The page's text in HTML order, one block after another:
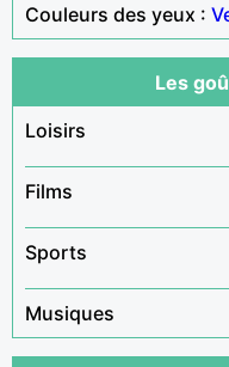
Couleurs des yeux :
Les
Loisirs
Films
Sports
Musiques